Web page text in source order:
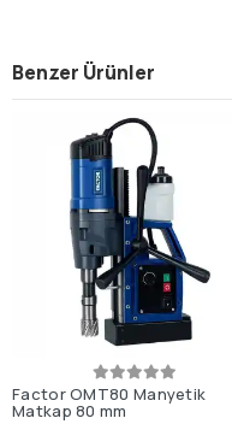
Benzer Ürünler
Factor OMT80 Manyetik
Matkap 80 mm